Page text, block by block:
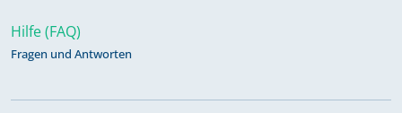
Hilfe (FAQ)
Fragen und Antworten